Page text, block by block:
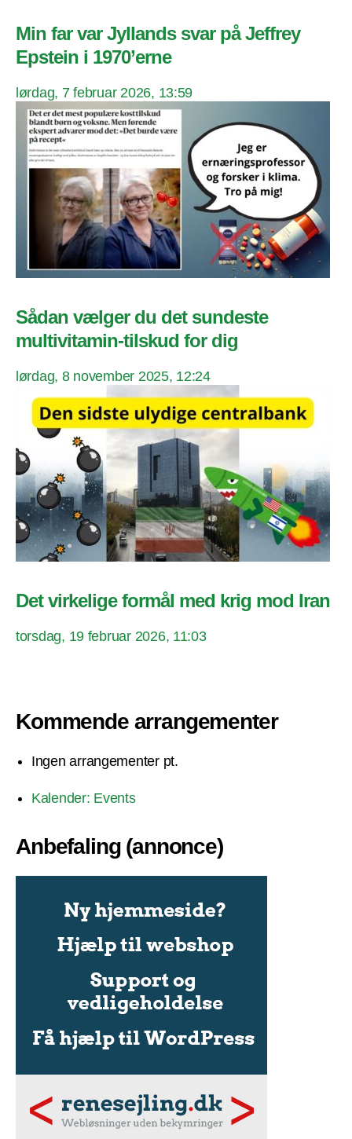
Min far var Jyllands svar på Jeffrey
Epstein i 1970’erne
lørdag, 7 februar 2026, 13:59
Sådan vælger du det sundeste
multivitamin-tilskud for dig
lørdag, 8 november 2025, 12:24
Det virkelige formål med krig mod Iran
torsdag, 19 februar 2026, 11:03
Kommende arrangementer
Ingen arrangementer pt.
Kalender: Events
Anbefaling (annonce)